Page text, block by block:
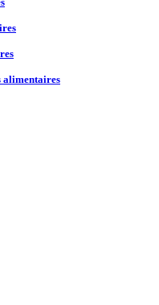
alimentaires